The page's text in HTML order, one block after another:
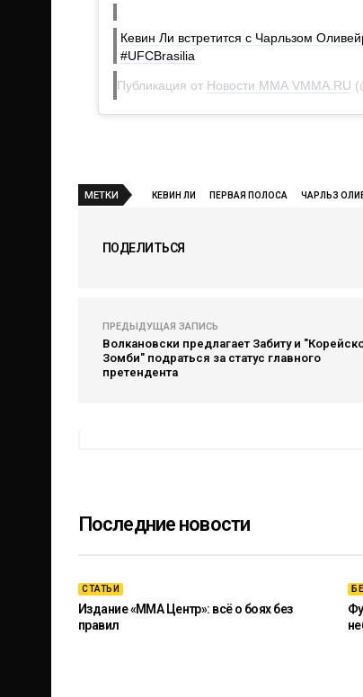
Кевин Ли встретится с Чарльзом
#UFCBrasilia
Публикация от Новости ММА VMMA.RU
МЕТКИ КЕВИН ЛИ ПЕРВАЯ ПОЛОСА ЧАРЛЬЗ
ПОДЕЛИТЬСЯ
ПРЕДЫДУЩАЯ ЗАПИСЬ
Волкановски предлагает Забиту и
Зомби" подраться за статус главного
претендента
Последние новости
СТАТЬИ
Издание «ММА Центр»: всё о боях без
правил